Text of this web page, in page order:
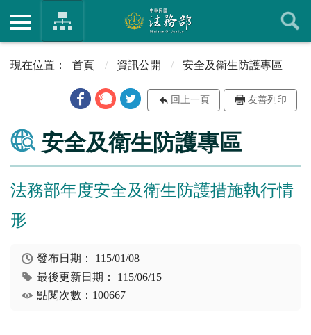
首頁 資訊公開 安全及衛生防護專區
回上一頁 友善列印
安全及衛生防護專區
法務部年度安全及衛生防護措施執行情
形
發布日期： 115/01/08
最後更新日期： 115/06/15
點閱次數：100667